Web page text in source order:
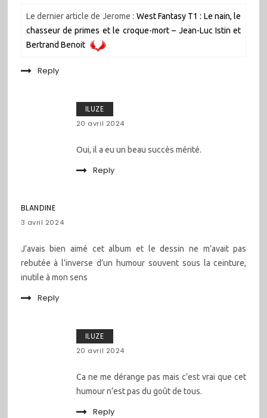
Le dernier article de Jerome : West Fantasy T1 : Le nain, le
chasseur de primes et le croque-mort – Jean-Luc Istin et
Bertrand Benoit
Reply
ILUZE
20 avril 2024
Oui, il a eu un beau succès mérité.
Reply
BLANDINE
3 avril 2024
J’avais bien aimé cet album et le dessin ne m’avait pas
rebutée à l’inverse d’un humour souvent sous la ceinture,
inutile à mon sens
Reply
ILUZE
20 avril 2024
Ca ne me dérange pas mais c’est vrai que cet
humour n’est pas du goût de tous.
Reply